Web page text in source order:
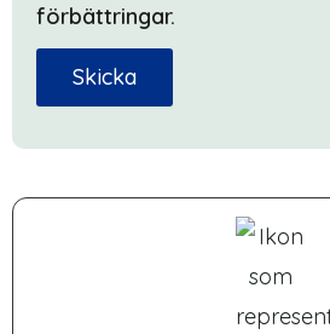
förbättringar.
Skicka